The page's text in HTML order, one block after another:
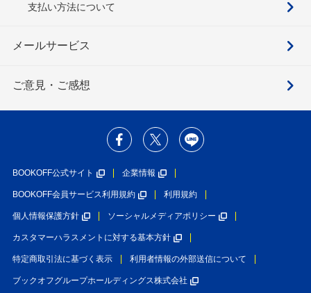
支払い方法について
メールサービス
ご意見・ご感想
BOOKOFF公式サイト 企業情報
BOOKOFF会員サービス利用規約 利用規約
個人情報保護方針 ソーシャルメディアポリシー
カスタマーハラスメントに対する基本方針
特定商取引法に基づく表示 利用者情報の外部送信について
ブックオフグループホールディングス株式会社